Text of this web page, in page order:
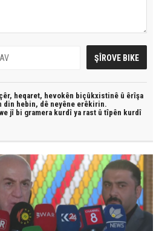
çêr, heqaret, hevokên biçûkxistinê û êrîşa
din hebin, dê neyêne erêkirin.
jî bi gramera kurdî ya rast û tîpên kurdî